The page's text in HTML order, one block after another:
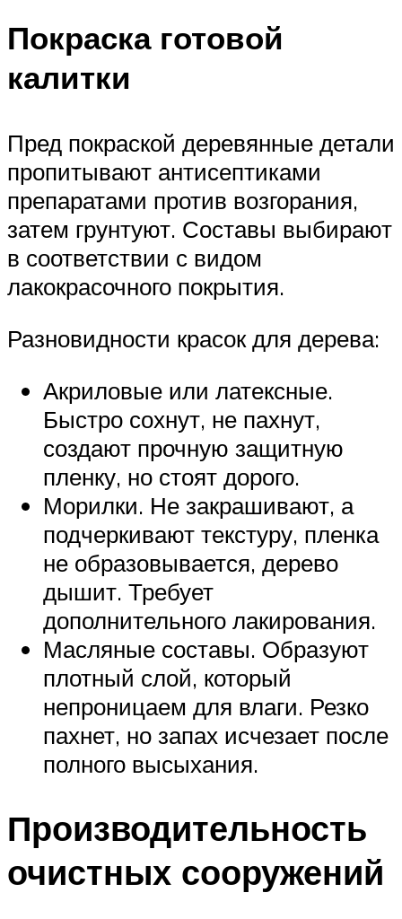
Покраска готовой
калитки
Пред покраской деревянные детали
пропитывают антисептиками
препаратами против возгорания,
затем грунтуют. Составы выбирают
в соответствии с видом
лакокрасочного покрытия.
Разновидности красок для дерева:
Акриловые или латексные.
Быстро сохнут, не пахнут,
создают прочную защитную
пленку, но стоят дорого.
Морилки. Не закрашивают, а
подчеркивают текстуру, пленка
не образовывается, дерево
дышит. Требует
дополнительного лакирования.
Масляные составы. Образуют
плотный слой, который
непроницаем для влаги. Резко
пахнет, но запах исчезает после
полного высыхания.
Производительность
очистных сооружений